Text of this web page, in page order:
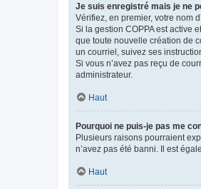
Je suis enregistré mais je ne
Vérifiez, en premier, votre nom
Si la gestion COPPA est active
que toute nouvelle création de
un courriel, suivez ses
Si vous n’avez pas reçu de
administrateur.
Haut
Pourquoi ne puis-je pas me
Plusieurs raisons pourraient
n’avez pas été banni. Il est
Haut